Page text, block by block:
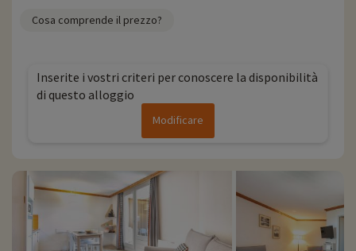
Cosa comprende il prezzo?
Inserite i vostri criteri per conoscere la disponibilità
di questo alloggio
Modificare